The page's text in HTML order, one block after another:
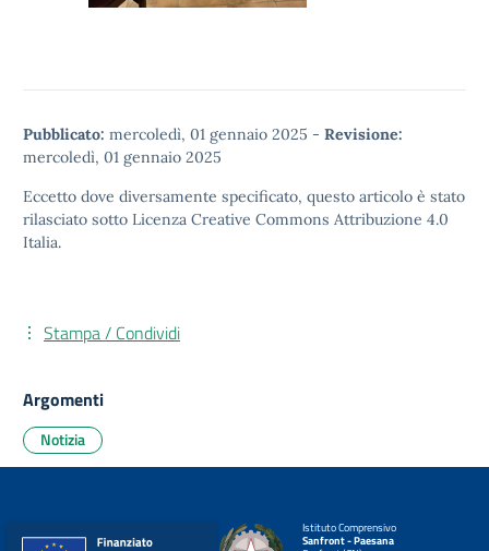
Pubblicato: mercoledì, 01 gennaio 2025 - Revisione:
mercoledì, 01 gennaio 2025
Eccetto dove diversamente specificato, questo articolo è stato
rilasciato sotto Licenza Creative Commons Attribuzione 4.0
Italia.
Stampa / Condividi
Argomenti
Notizia
Istituto Comprensivo
Sanfront - Paesana